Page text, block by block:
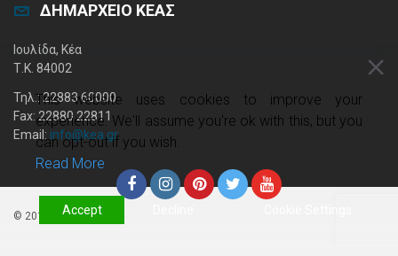
ΔΗΜΑΡΧΕΙΟ ΚΕΑΣ
Ιουλίδα, Κέα
Τ.Κ. 84002
Τηλ.: 22883 60000
Fax: 22880 22811
Email: info@kea.gr
© 2019 kea.gr
This website uses cookies to improve your
experience. We'll assume you're ok with this, but you
can opt-out if you wish.
Read More
Accept